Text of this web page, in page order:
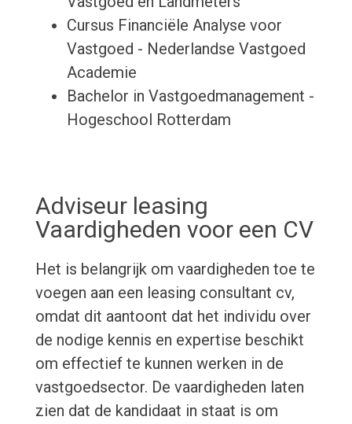
Cursus Financiële Analyse voor
Vastgoed - Nederlandse Vastgoed
Academie
Bachelor in Vastgoedmanagement -
Hogeschool Rotterdam
Adviseur leasing
Vaardigheden voor een CV
Het is belangrijk om vaardigheden toe te
voegen aan een leasing consultant cv,
omdat dit aantoont dat het individu over
de nodige kennis en expertise beschikt
om effectief te kunnen werken in de
vastgoedsector. De vaardigheden laten
zien dat de kandidaat in staat is om